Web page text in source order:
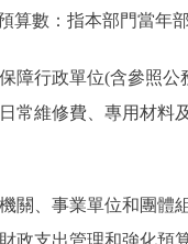
數：指本部門當年部
行政單位(含參照公
常維修費、專用材料
、事業單位和團體組
政支出管理和強化預